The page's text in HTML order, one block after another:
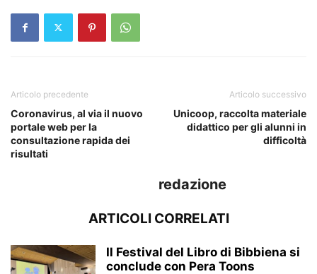
Articolo precedente
Coronavirus, al via il nuovo
portale web per la
consultazione rapida dei
risultati
Articolo successivo
Unicoop, raccolta materiale
didattico per gli alunni in
difficoltà
redazione
ARTICOLI CORRELATI
Il Festival del Libro di Bibbiena si
conclude con Pera Toons